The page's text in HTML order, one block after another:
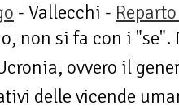
- Vallecchi -
non si fa con i
ovvero il
delle vicende